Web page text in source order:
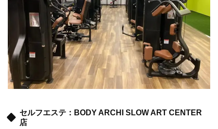
セルフエステ：BODY ARCHI SLOW ART CENTER
店